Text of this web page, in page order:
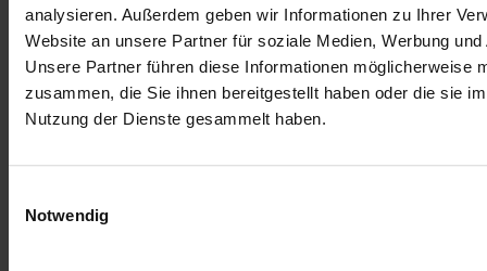
analysieren. Außerdem geben wir Informationen zu Ihrer
Website an unsere Partner für soziale Medien, Werbung
Unsere Partner führen diese Informationen möglicherweise
zusammen, die Sie ihnen bereitgestellt haben oder die sie
Nutzung der Dienste gesammelt haben.
Notwendig